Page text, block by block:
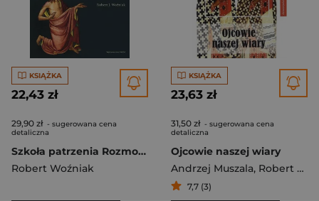
KSIĄŻKA
22,43 zł
29,90 zł - sugerowana cena
detaliczna
Szkoła patrzenia Rozmowy w Trójcy Świętej
Robert Woźniak
KSIĄŻKA
23,63 zł
31,50 zł - sugerowana cena
detaliczna
Ojcowie naszej wiary
Andrzej Muszala, Robert Woźniak
7,7 (3)